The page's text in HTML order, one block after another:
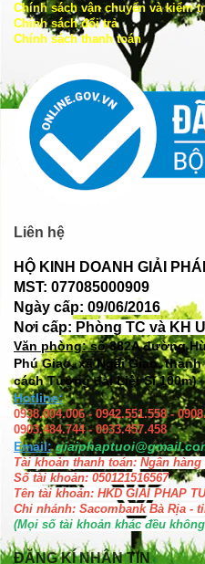
Chính sách vận chuyển và kiểm
Chính sách đổi trả
Chính sách thanh toán
Liên hệ
HỘ KINH DOANH GIẢI
MST: 077085000909
Ngày cấp: 09/06/2016
Nơi cấp: Phòng TC và KH
Văn phòng: số382A đường
Phú Giao, xã Ngãi Giao,
cách Tượng đài Liệt Sĩ 100m)
Hotline:
0938.004.006 - 0942.551.558 -
0903.484.744 - 0933.457.458
Email:
Tài khoản thanh toán: Ngân hàng
Số tài khoản: 050121516567
Tên tài khoản: HKD GIAI PHAP
Chi nhánh: Sacombank Bà Rịa -
(Mọi số tài khoản khác đều
ĐĂNG KÍ NHẬN TIN